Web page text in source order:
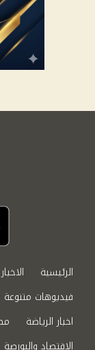
الرئيسية
فيديوهات متنوعة
اخبار الرياضة
الاقتصاد والبورصة